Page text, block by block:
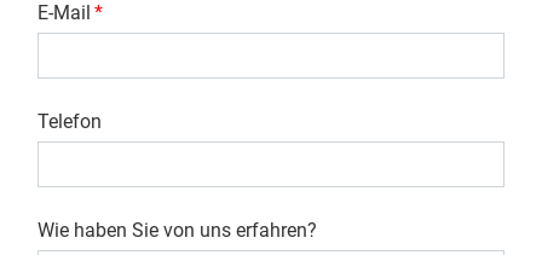
E-Mail *
Telefon
Wie haben Sie von uns erfahren?